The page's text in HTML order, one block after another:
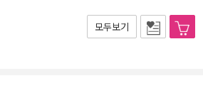
모두보기